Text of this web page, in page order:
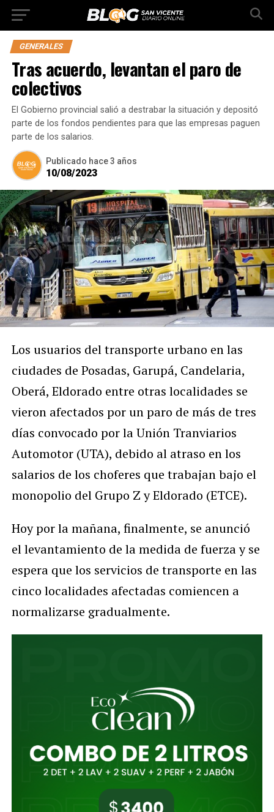
GENERALES
Tras acuerdo, levantan el paro de
colectivos
El Gobierno provincial salió a destrabar la situación y depositó
parte de los fondos pendientes para que las empresas paguen
parte de los salarios.
Publicado hace 3 años
10/08/2023
Los usuarios del transporte urbano en las
ciudades de Posadas, Garupá, Candelaria,
Oberá, Eldorado entre otras localidades se
vieron afectados por un paro de más de tres
días convocado por la Unión Tranviarios
Automotor (UTA), debido al atraso en los
salarios de los choferes que trabajan bajo el
monopolio del Grupo Z y Eldorado (ETCE).
Hoy por la mañana, finalmente, se anunció
el levantamiento de la medida de fuerza y se
espera que los servicios de transporte en las
cinco localidades afectadas comiencen a
normalizarse gradualmente.